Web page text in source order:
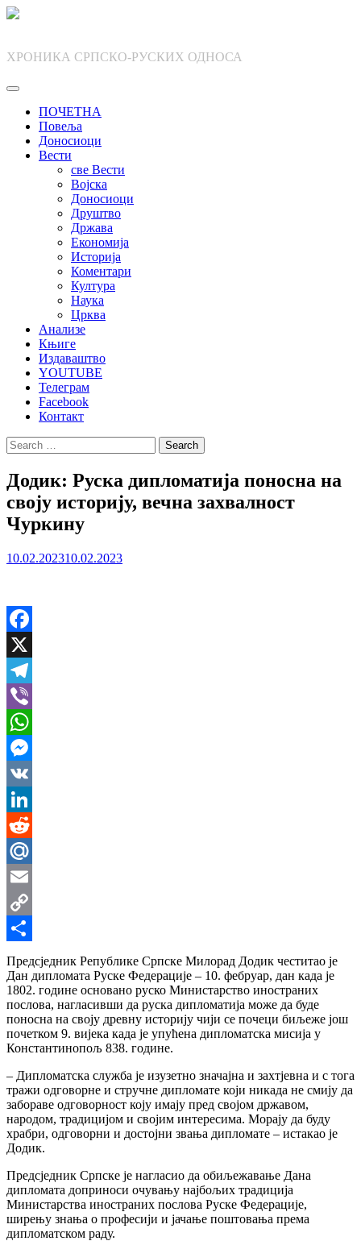
Skip
ХРОНИКА СРПСКО-РУСКИХ ОДНОСА
ПОЧЕТНА
Повеља
Доносиоци
Вести
све Вести
Војска
Доносиоци
Друштво
Држава
Економија
Историја
Коментари
Култура
Наука
Црква
Анализе
Књиге
Издаваштво
YOUTUBE
Телеграм
Facebook
Контакт
Search
for:
Додик: Руска дипломатија поносна на
своју историју, вечна захвалност
Чуркину
10.02.202310.02.2023
Facebook
X
Telegram
Viber
WhatsApp
Messenger
VK
LinkedIn
Reddit
Mail.Ru
Email
Copy
Link
Share
Предсједник Републике Српске Милорад Додик честитао је
Дан дипломата Руске Федерације – 10. фебруар, дан када је
1802. године основано руско Министарство иностраних
послова, нагласивши да руска дипломатија може да буде
поносна на своју древну историју чији се почеци биљеже још
почетком 9. вијека када је упућена дипломатска мисија у
Константинопољ 838. године.
– Дипломатска служба је изузетно значајна и захтјевна и с тога
тражи одговорне и стручне дипломате који никада не смију да
забораве одговорност коју имају пред својом државом,
народом, традицијом и својим интересима. Морају да буду
храбри, одговорни и достојни звања дипломате – истакао је
Додик.
Предсједник Српске је нагласио да обиљежавање Дана
дипломата доприноси очувању најбољих традиција
Министарства иностраних послова Руске Федерације,
ширењу знања о професији и јачање поштовања према
дипломатском раду.